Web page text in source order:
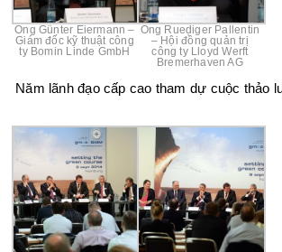
Ông Günter Eiermann –
Giám đốc kỹ thuật công
ty Bomin Linde GmbH
Ông Ruediger Pallentin
– Hội đồng quản trị
công ty Lloyd Werft
Bremerhaven AG
Năm lãnh đạo cấp cao tham dự cuộc thảo